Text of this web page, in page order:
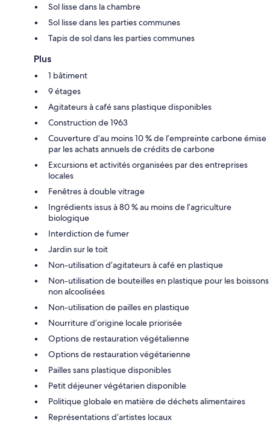
Sol lisse dans la chambre
Sol lisse dans les parties communes
Tapis de sol dans les parties communes
Plus
1 bâtiment
9 étages
Agitateurs à café sans plastique disponibles
Construction de 1963
Couverture d’au moins 10 % de l’empreinte carbone émise
par les achats annuels de crédits de carbone
Excursions et activités organisées par des entreprises
locales
Fenêtres à double vitrage
Ingrédients issus à 80 % au moins de l’agriculture
biologique
Interdiction de fumer
Jardin sur le toit
Non-utilisation d’agitateurs à café en plastique
Non-utilisation de bouteilles en plastique pour les boissons
non alcoolisées
Non-utilisation de pailles en plastique
Nourriture d’origine locale priorisée
Options de restauration végétalienne
Options de restauration végétarienne
Pailles sans plastique disponibles
Petit déjeuner végétarien disponible
Politique globale en matière de déchets alimentaires
Représentations d’artistes locaux